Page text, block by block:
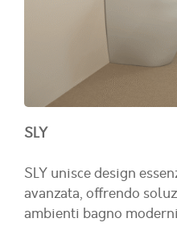
SLY
SLY unisce design
avanzata, offrendo
ambienti bagno